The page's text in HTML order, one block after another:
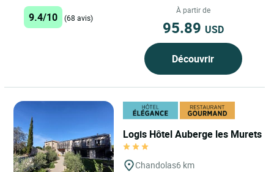
Monts d’Ardèche,...
9.4/10 (68 avis)
À partir de
95.89 USD
Découvrir
Logis Hôtel Auberge les Murets
Chandolas6 km